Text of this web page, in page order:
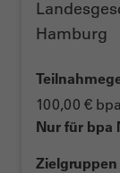
Hamburg
100,00 €
Nur für bpa
Zielgruppen